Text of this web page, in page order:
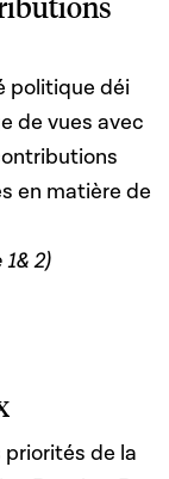
politique déi
de vues avec
en matière de
2)
de la